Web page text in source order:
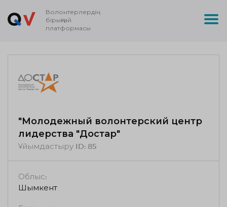
Волонтерлердің
бірыңғай
платформасы
"Молодежный волонтерский центр
лидерства "Достар"
Ұйымдастыру ID: 85
Облыс:
Шымкент